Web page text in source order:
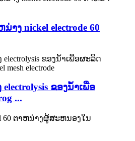
າງ nickel electrode 60
ຂອງນ້ໍາເພື່ອ
...